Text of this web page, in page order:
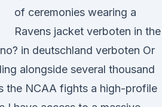
of ceremonies wearing a
Ravens jacket verboten in the
in deutschland verboten Or
alongside several thousand
the NCAA fights a high-profile